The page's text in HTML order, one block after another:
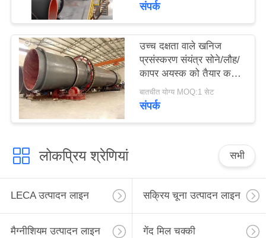
संपर्क
उच्च दक्षता वाले खनिज
प्रसंस्करण संयंत्र सोने/लौह/
कापर अयस्क को तैयार करने
के लिए
बातचीत योग्य MOQ:1 सेट
संपर्क
लोकप्रिय श्रेणियां सभी
LECA उत्पादन लाइन सक्रिय चूना उत्पादन लाइन
मैग्नीशियम उत्पादन लाइन गेंद मिल चक्की